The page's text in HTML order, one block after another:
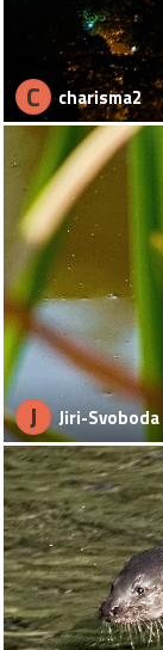
C charisma2
J Jiri-Svoboda